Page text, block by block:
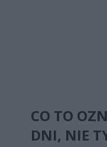
CO TO
DNI, NIE